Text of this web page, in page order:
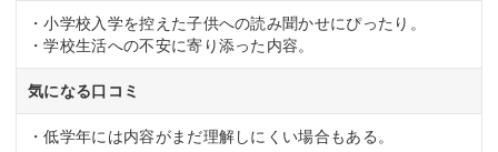
・小学校入学を控えた子供への読み聞かせにぴったり。
・学校生活への不安に寄り添った内容。
気になる口コミ
・低学年には内容がまだ理解しにくい場合もある。